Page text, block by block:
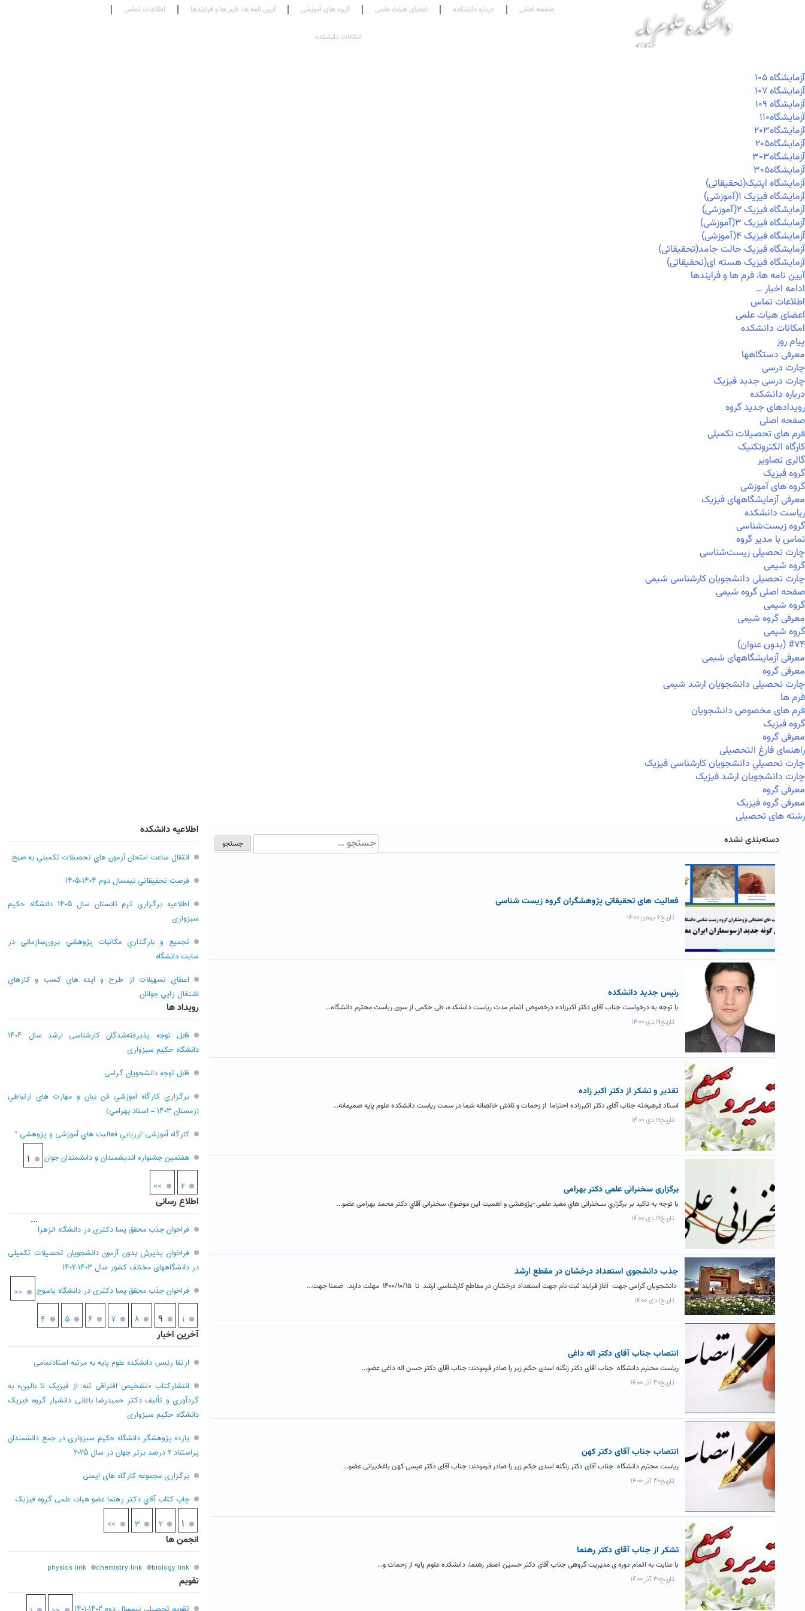
صفحه اصلی درباره دانشکده اعضای هیات علمی گروه های آموزشی آیین نامه ها، فرم ها و فرایندها اطلاعات تماس
امکانات دانشکده
آزمايشگاه ۱۰۵
آزمايشگاه ۱۰۷
آزمايشگاه ۱۰۹
آزمايشگاه۱۱۰
آزمايشگاه۲۰۳
آزمايشگاه۲۰۵
آزمايشگاه۳۰۳
آزمايشگاه۳۰۵
آزمایشگاه اپتیک(تحقیقاتی)
آزمایشگاه فیزیک ۱(آموزشی)
آزمایشگاه فیزیک ۲(آموزشی)
آزمایشگاه فیزیک ۳(آموزشی)
آزمایشگاه فیزیک ۴(آموزشی)
آزمایشگاه فیزیک حالت جامد(تحقیقاتی)
آزمایشگاه فیزیک هسته ای(تحقیقاتی)
آیین نامه ها، فرم ها و فرایندها
ادامه اخبار …
اطلاعات تماس
اعضای هیات علمی
امکانات دانشکده
پیام روز
معرفی دستگاهها
چارت درسی
چارت درسی جدید فیزیک
درباره دانشکده
رویدادهای جدید گروه
صفحه اصلی
فرم های تحصیلات تکمیلی
کارگاه الکتروتکنیک
گالری تصاویر
گروه فیزیک
گروه های آموزشی
معرفی آزمایشگاههای فیزیک
ریاست دانشکده
گروه زیست‌شناسی
تماس با مدیر گروه
چارت تحصیلی زیست‌شناسی
گروه شیمی
چارت تحصیلی دانشجویان کارشناسی شیمی
صفحه اصلی گروه شیمی
گروه شیمی
معرفی گروه شیمی
گروه شیمی
#۷۴ (بدون عنوان)
معرفی آزمایشگاههای شیمی
معرفی گروه
چارت تحصیلی دانشجویان ارشد شیمی
فرم ها
فرم های مخصوص دانشجویان
گروه فیزیک
معرفی گروه
راهنمای فارغ التحصیلی
چارت تحصيلي دانشجویان کارشناسی فیزیک
چارت دانشجویان ارشد فیزیک
معرفی گروه
معرفی گروه فیزیک
رشته های تحصیلی
دسته‌بندی نشده
فعالیت های تحقیقاتی پژوهشگران گروه زیست شناسی
تاریخ۶ بهمن ۱۴۰۰
رئیس جدید دانشکده
با توجه به درخواست جناب آقای دکتر اکبرزاده درخصوص اتمام مدت ریاست دانشکده، طی حکمی از سوی ریاست محترم دانشگاه...
تاریخ۱۹ دی ۱۴۰۰
تقدیر و تشکر از دکتر اکبر زاده
استاد فرهیخته جناب آقای دکتر اکبرزاده احتراما از زحمات و تلاش خالصانه شما در سمت ریاست دانشکده علوم پایه صمیمانه...
تاریخ۱۹ دی ۱۴۰۰
برگزاری سخنرانی علمی دکتر بهرامی
با توجه به تاکید بر برگزاري سـخنرانی هاي مفید علمی-پژوهشی و اهمیت این موضوع، سخنرانی آقاي دکتر محمد بهرامی عضو...
تاریخ۱۹ دی ۱۴۰۰
جذب دانشجوی استعداد درخشان در مقطع ارشد
دانشجویان گرامی جهت آغاز فرایند ثبت نام جهت استعداد درخشان در مقاطع کارشناسی ارشد تا ۱۴۰۰/۱۰/۱۵ مهلت دارند. ضمنا جهت...
تاریخ۱ دی ۱۴۰۰
انتصاب جناب آقای دکتر اله داغی
ریاست محترم دانشگاه جناب آقای دکتر زنگنه اسدی حکم زیر را صادر فرمودند: جناب آقای دکتر حسن اله داغی عضو...
تاریخ۳۰ آذر ۱۴۰۰
انتصاب جناب آقای دکتر کهن
ریاست محترم دانشگاه جناب آقای دکتر زنگنه اسدی حکم زیر را صادر فرمودند: جناب آقای دکتر عیسی کهن باغخیراتی عضو...
تاریخ۳۰ آذر ۱۴۰۰
تشکر از جناب آقای دکتر رهنما
با عنایت به اتمام دوره ی مدیریت گروهی جناب آقای دکتر حسین اصغر رهنما، دانشکده علوم پایه از زحمات و...
تاریخ۳۰ آذر ۱۴۰۰
اطلاعیه دانشکده
انتقال ساعت امتحان آزمون هاي تحصيلات تکميلي به صبح
فرصت تحقيقاتي نیمسال دوم ۱۴۰۴-۱۴۰۵
اطلاعیه برگزاری ترم تابستان سال ۱۴۰۵ دانشگاه حکیم
سبزواری
تجميع و بارگذاري مکاتبات پژوهشي برون‌سازماني در
سايت دانشگاه
اعطاي تسهيلات از طرح و ايده هاي کسب و کارهاي
اشتغال زايي جوانان
رویداد ها
قابل توجه پذیرفته‌شدگان کارشناسی ارشد سال ۱۴۰۴
دانشگاه حکیم سبزواری
قابل توجه دانشجویان گرامی
برگزاري کارگاه آموزشي فن بيان و مهارت هاي ارتباطي
(زمستان ۱۴۰۳ – استاد بهرامي)
کارگاه آموزشی”ارزيابي فعاليت هاي آموزشي و پژوهشي “
هفتمين جشنواره انديشمندان و دانشمندان جوان
۱
۲ >>
اطلاع رسانی
فراخوان جذب محقق پسا دکتری در دانشگاه الزهرا
فراخوان پذیرش بدون آزمون دانشجویان تحصیلات تکمیلی
در دانشگاههای مختلف کشور سال ۱۴۰۳-۱۴۰۲
فراخوان جذب محقق پسا دکتری در دانشگاه یاسوج
<<
۱
...
۴ ۵ ۶ ۷ ۸ ۹
آخرین اخبار
ارتقا رئیس دانشکده علوم پایه به مرتبه استادتمامی
انتشارکتاب «تشخیص افتراقی تنه: از فیزیک تا بالین» به
گردآوری و تألیف دکتر حمیدرضا باغانی دانشیار گروه فیزیک
دانشگاه حکیم سبزواری
یازده پژوهشگر دانشگاه حکیم سبزواری در جمع دانشمندان
پراستناد ۲ درصد برتر جهان در سال ۲۰۲۵
برگزاری مجموعه کارگاه های ایمنی
چاپ کتاب آقاي دکتر رهنما عضو هیات علمی گروه فیزیک
۱ ۲ ۳ >>
انجمن ها
biology link
chemistry link
physics link
تقویم